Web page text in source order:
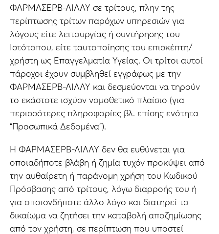
ΦΑΡΜΑΣΕΡΒ-ΛΙΛΛΥ σε τρίτους, πλην της
περίπτωσης τρίτων παρόχων υπηρεσιών για
λόγους είτε λειτουργίας ή συντήρησης του
Ιστότοπου, είτε ταυτοποίησης του επισκέπτη/
χρήστη ως Επαγγελματία Υγείας. Οι τρίτοι αυτοί
πάροχοι έχουν συμβληθεί εγγράφως με την
ΦΑΡΜΑΣΕΡΒ-ΛΙΛΛΥ και δεσμεύονται να τηρούν
το εκάστοτε ισχύον νομοθετικό πλαίσιο (για
περισσότερες πληροφορίες βλ. επίσης ενότητα
“Προσωπικά Δεδομένα”).
Η ΦΑΡΜΑΣΕΡΒ-ΛΙΛΛΥ δεν θα ευθύνεται για
οποιαδήποτε βλάβη ή ζημία τυχόν προκύψει από
την αυθαίρετη ή παράνομη χρήση του Κωδικού
Πρόσβασης από τρίτους, λόγω διαρροής του ή
για οποιονδήποτε άλλο λόγο και διατηρεί το
δικαίωμα να ζητήσει την καταβολή αποζημίωσης
από τον χρήστη, σε περίπτωση που υποστεί